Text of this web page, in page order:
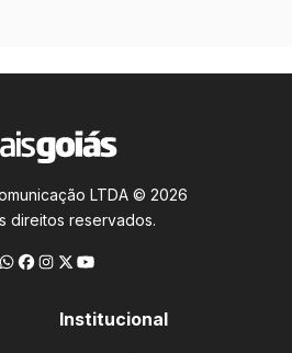
LTDA © 2026
direitos reservados.
Institucional